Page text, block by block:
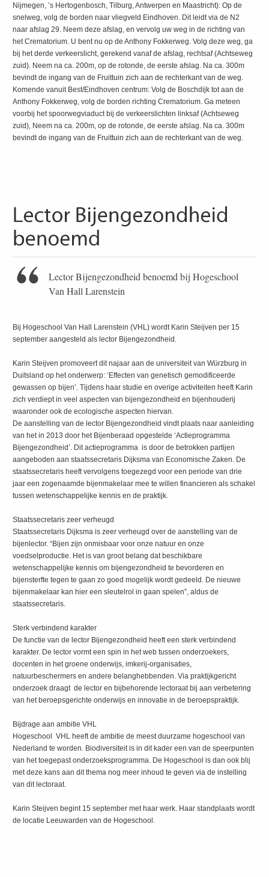
Nijmegen, ’s Hertogenbosch, Tilburg, Antwerpen en Maastricht): Op de
snelweg, volg de borden naar vliegveld Eindhoven. Dit leidt via de N2
naar afslag 29. Neem deze afslag, en vervolg uw weg in de richting van
het Crematorium. U bent nu op de Anthony Fokkerweg. Volg deze weg, ga
bij het derde verkeerslicht, gerekend vanaf de afslag, rechtsaf (Achtseweg
zuid). Neem na ca. 200m, op de rotonde, de eerste afslag. Na ca. 300m
bevindt de ingang van de Fruittuin zich aan de rechterkant van de weg.
Komende vanuit Best/Eindhoven centrum: Volg de Boschdijk tot aan de
Anthony Fokkerweg, volg de borden richting Crematorium. Ga meteen
voorbij het spoorwegviaduct bij de verkeerslichten linksaf (Achtseweg
zuid), Neem na ca. 200m, op de rotonde, de eerste afslag. Na ca. 300m
bevindt de ingang van de Fruittuin zich aan de rechterkant van de weg.
Lector Bijengezondheid benoemd bij Hogeschool
Van Hall Larenstein
Bij Hogeschool Van Hall Larenstein (VHL) wordt Karin Steijven per 15
september aangesteld als lector Bijengezondheid.
Karin Steijven promoveert dit najaar aan de universiteit van Würzburg in
Duitsland op het onderwerp: ‘Effecten van genetisch gemodificeerde
gewassen op bijen’. Tijdens haar studie en overige activiteiten heeft Karin
zich verdiept in veel aspecten van bijengezondheid en bijenhouderij
waaronder ook de ecologische aspecten hiervan.
De aanstelling van de lector Bijengezondheid vindt plaats naar aanleiding
van het in 2013 door het Bijenberaad opgestelde ‘Actieprogramma
Bijengezondheid’. Dit actieprogramma is door de betrokken partijen
aangeboden aan staatssecretaris Dijksma van Economische Zaken. De
staatssecretaris heeft vervolgens toegezegd voor een periode van drie
jaar een zogenaamde bijenmakelaar mee te willen financieren als schakel
tussen wetenschappelijke kennis en de praktijk.
Staatssecretaris zeer verheugd
Staatssecretaris Dijksma is zeer verheugd over de aanstelling van de
bijenlector. “Bijen zijn onmisbaar voor onze natuur en onze
voedselproductie. Het is van groot belang dat beschikbare
wetenschappelijke kennis om bijengezondheid te bevorderen en
bijensterfte tegen te gaan zo goed mogelijk wordt gedeeld. De nieuwe
bijenmakelaar kan hier een sleutelrol in gaan spelen”, aldus de
staatssecretaris.
Sterk verbindend karakter
De functie van de lector Bijengezondheid heeft een sterk verbindend
karakter. De lector vormt een spin in het web tussen onderzoekers,
docenten in het groene onderwijs, imkerij-organisaties,
natuurbeschermers en andere belanghebbenden. Via praktijkgericht
onderzoek draagt de lector en bijbehorende lectoraat bij aan verbetering
van het beroepsgerichte onderwijs en innovatie in de beroepspraktijk.
Bijdrage aan ambitie VHL
Hogeschool VHL heeft de ambitie de meest duurzame hogeschool van
Nederland te worden. Biodiversiteit is in dit kader een van de speerpunten
van het toegepast onderzoeksprogramma. De Hogeschool is dan ook blij
met deze kans aan dit thema nog meer inhoud te geven via de instelling
van dit lectoraat.
Karin Steijven begint 15 september met haar werk. Haar standplaats wordt
de locatie Leeuwarden van de Hogeschool.